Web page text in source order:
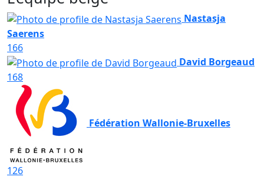
Nastasja
Saerens
166
David Borgeaud
168
Fédération Wallonie-Bruxelles
126